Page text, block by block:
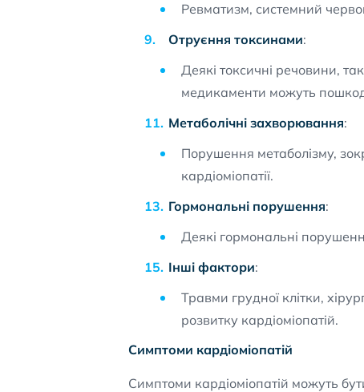
Ревматизм, системний
Отруєння токсинами:
Деякі токсичні речовини,
медикаменти можуть
Метаболічні захворювання:
Порушення метаболізму,
кардіоміопатії.
Гормональні порушення:
Деякі гормональні
Інші фактори:
Травми грудної клітки,
розвитку кардіоміопатій.
Симптоми кардіоміопатій
Симптоми кардіоміопатій можуть